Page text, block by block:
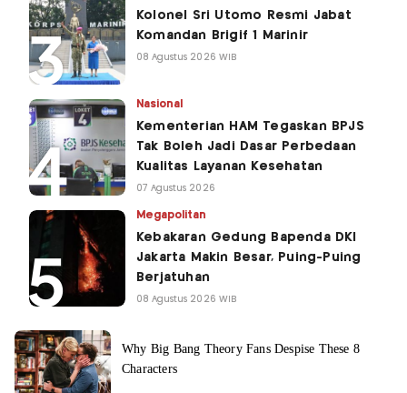
Kolonel Sri Utomo Resmi Jabat
Komandan Brigif 1 Marinir
08 Agustus 2026 WIB
Nasional
Kementerian HAM Tegaskan BPJS
Tak Boleh Jadi Dasar Perbedaan
Kualitas Layanan Kesehatan
07 Agustus 2026
Megapolitan
Kebakaran Gedung Bapenda DKI
Jakarta Makin Besar, Puing-Puing
Berjatuhan
08 Agustus 2026 WIB